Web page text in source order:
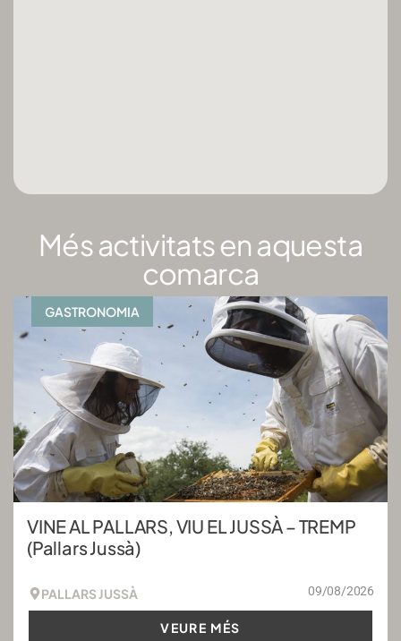
Més activitats en aquesta
comarca
GASTRONOMIA
VINE AL PALLARS, VIU EL JUSSÀ – TREMP
(Pallars Jussà)
PALLARS JUSSÀ 09/08/2026
VEURE MÉS